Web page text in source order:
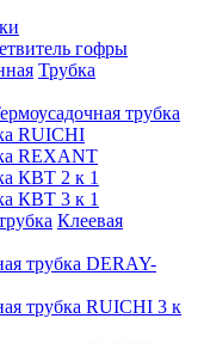
гофры
Трубка
трубка
RUICHI
REXANT
КВТ 2 к 1
КВТ 3 к 1
Клеевая
трубка DERAY-
трубка RUICHI 3 к